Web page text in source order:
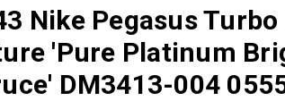
Nike Pegasus
'Pure Platinum
DM3413-004